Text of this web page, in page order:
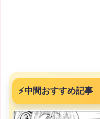
⚡中間おすすめ記事